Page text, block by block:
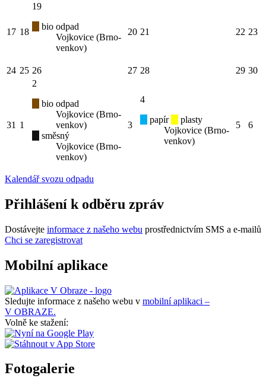
17 18
19
bio odpad
Vojkovice (Brno-
venkov)
20 21 22 23
24 25 26 27 28 29 30
31 1
2
bio odpad
Vojkovice (Brno-
venkov)
směsný
Vojkovice (Brno-
venkov)
3
4
papír
plasty
Vojkovice (Brno-
venkov)
5 6
Kalendář svozu odpadu
Přihlášení k odběru zpráv
Dostávejte informace z našeho webu prostřednictvím SMS a e-mailů
Chci se zaregistrovat
Mobilní aplikace
Sledujte informace z našeho webu v mobilní aplikaci –
V OBRAZE.
Volně ke stažení:
Fotogalerie